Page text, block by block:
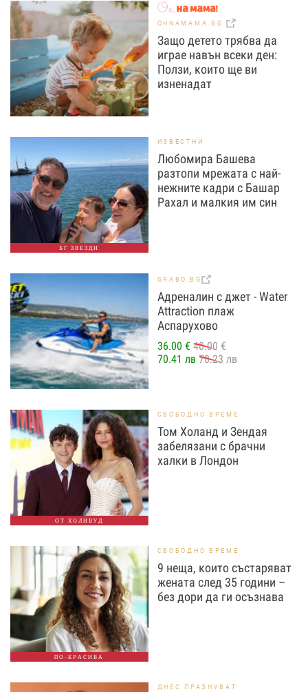
OHNAMAMA.BG
Защо детето трябва да
играе навън всеки ден:
Ползи, които ще ви
изненадат
БГ ЗВЕЗДИ
ИЗВЕСТНИ
Любомира Башева
разтопи мрежата с най-
нежните кадри с Башар
Рахал и малкия им син
GRABO.BG
Адреналин с джет - Water
Attraction плаж
Аспарухово
36.00 € 40.00 €
70.41 лв 78.23 лв
ОТ ХОЛИВУД
СВОБОДНО ВРЕМЕ
Том Холанд и Зендая
забелязани с брачни
халки в Лондон
ПО-КРАСИВА
СВОБОДНО ВРЕМЕ
9 неща, които състаряват
жената след 35 години –
без дори да ги осъзнава
ДНЕС ПРАЗНУВАТ